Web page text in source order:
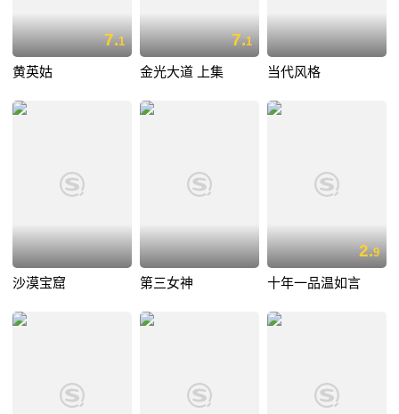
7.1
黄英姑
7.1
金光大道 上集 当代风格
沙漠宝窟 第三女神
2.9
十年一品温如言